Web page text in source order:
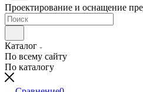
Проектирование и оснащение
Каталог
По всему сайту
По каталогу